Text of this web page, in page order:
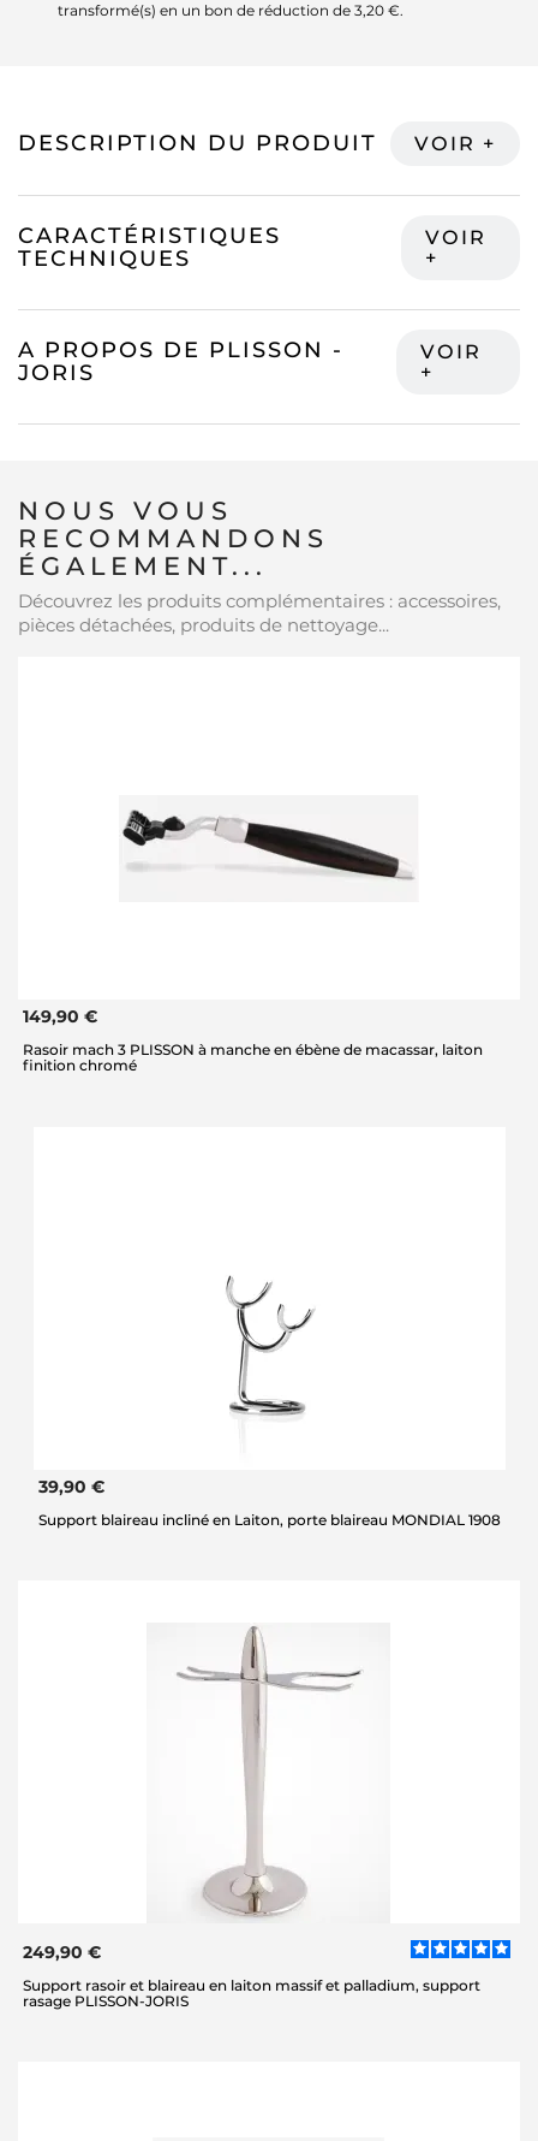
transformé(s) en un bon de réduction de 3,20 €.
DESCRIPTION DU PRODUIT
CARACTÉRISTIQUES
TECHNIQUES
A PROPOS DE PLISSON -
JORIS
NOUS VOUS
RECOMMANDONS
ÉGALEMENT...
Découvrez les produits complémentaires : accessoires,
pièces détachées, produits de nettoyage...
149,90 €
Rasoir mach 3 PLISSON à manche en ébène de macassar, laiton
finition chromé
39,90 €
Support blaireau incliné en Laiton, porte blaireau MONDIAL 1908
249,90 €
Support rasoir et blaireau en laiton massif et palladium, support
rasage PLISSON-JORIS